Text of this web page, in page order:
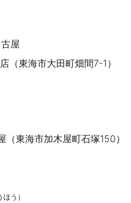
屋
（東海市大田町畑間7-1）
（東海市加木屋町石塚150）
ほう）